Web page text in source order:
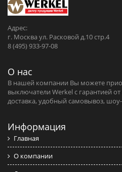
Адрес:
г. Москва ул. Расковой д.10 стр.4
8 (495) 933-97-08
О нас
В нашей компании Вы можете
выключатели Werkel c гарантией
доставка, удобный самовывоз,
Информация
Главная
О компании